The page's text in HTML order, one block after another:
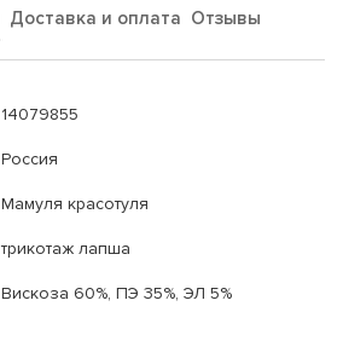
Доставка и оплата Отзывы
14079855
Россия
Мамуля красотуля
трикотаж лапша
Вискоза 60%, ПЭ 35%, ЭЛ 5%